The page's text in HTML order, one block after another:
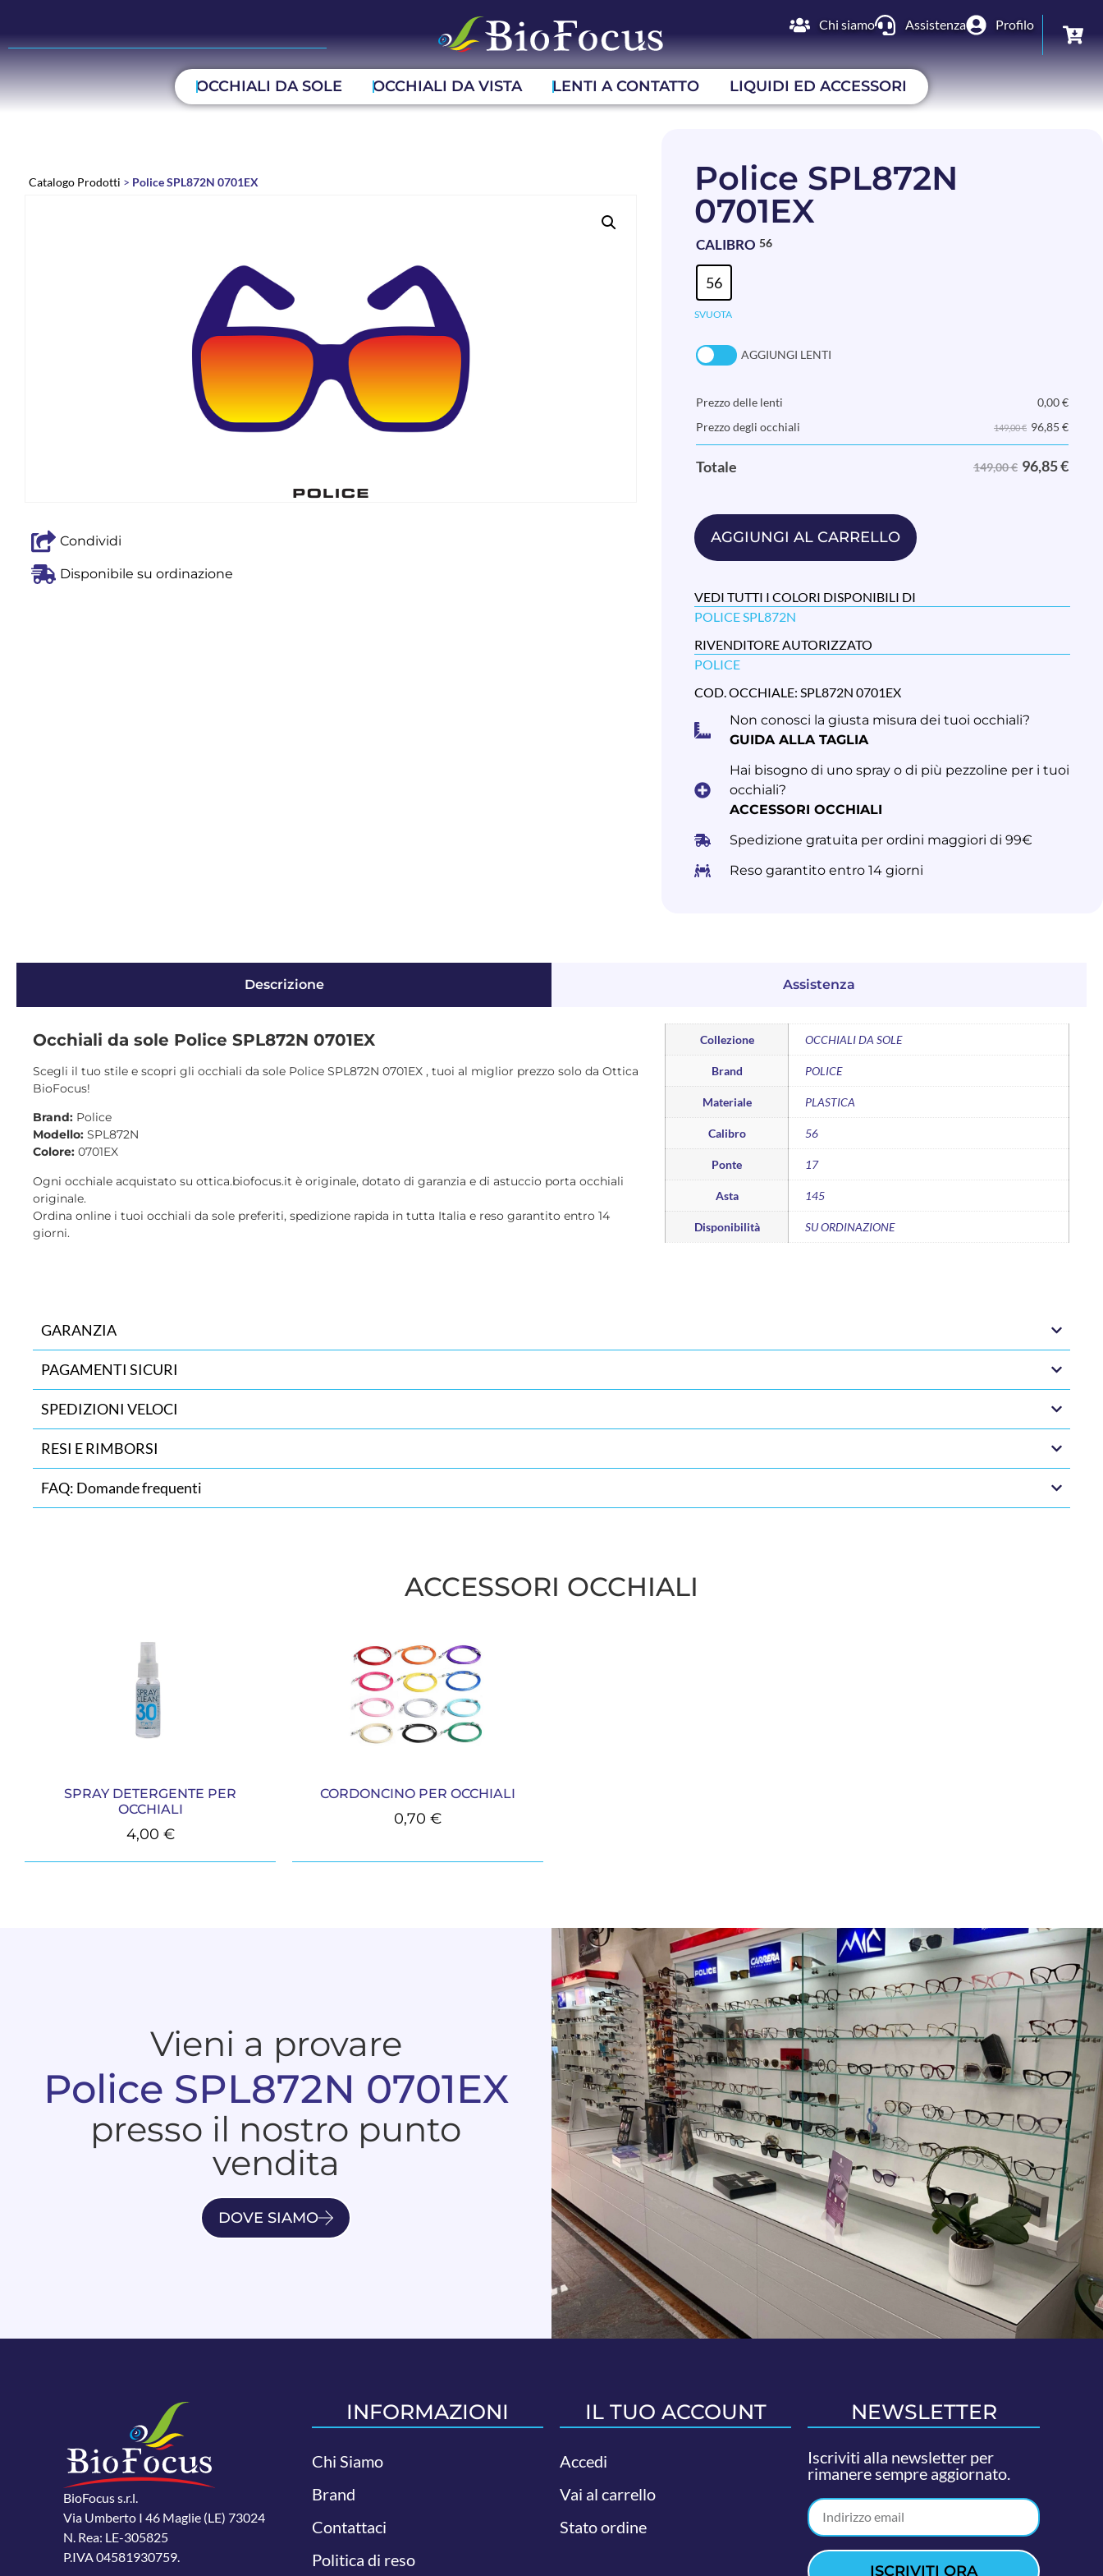
Chi siamo Assistenza Profilo
OCCHIALI DA SOLE OCCHIALI DA VISTA LENTI A CONTATTO LIQUIDI ED ACCESSORI
Catalogo Prodotti > Police SPL872N 0701EX
Condividi
Disponibile su ordinazione
Police SPL872N
0701EX
CALIBRO 56
56
SVUOTA
AGGIUNGI LENTI
Prezzo delle lenti 0,00€
Prezzo degli occhiali
149,00 € 96,85 €
Totale 149,00 € 96,85€
AGGIUNGI AL CARRELLO
VEDI TUTTI I COLORI DISPONIBILI DI
POLICE SPL872N
RIVENDITORE AUTORIZZATO
POLICE
COD. OCCHIALE: SPL872N 0701EX
Non conosci la giusta misura dei tuoi occhiali?
GUIDA ALLA TAGLIA
Hai bisogno di uno spray o di più pezzoline per i tuoi
occhiali?
ACCESSORI OCCHIALI
Spedizione gratuita per ordini maggiori di 99€
Reso garantito entro 14 giorni
Descrizione Assistenza
Occhiali da sole Police SPL872N 0701EX
Scegli il tuo stile e scopri gli occhiali da sole Police SPL872N 0701EX , tuoi al miglior prezzo solo da Ottica
BioFocus!
Brand: Police
Modello: SPL872N
Colore: 0701EX
Ogni occhiale acquistato su ottica.biofocus.it è originale, dotato di garanzia e di astuccio porta occhiali
originale.
Ordina online i tuoi occhiali da sole preferiti, spedizione rapida in tutta Italia e reso garantito entro 14
giorni.
Collezione OCCHIALI DA SOLE
Brand POLICE
Materiale PLASTICA
Calibro 56
Ponte 17
Asta 145
Disponibilità SU ORDINAZIONE
GARANZIA
PAGAMENTI SICURI
SPEDIZIONI VELOCI
RESI E RIMBORSI
FAQ: Domande frequenti
ACCESSORI OCCHIALI
SPRAY DETERGENTE PER
OCCHIALI
4,00 €
CORDONCINO PER OCCHIALI
0,70 €
Vieni a provare
Police SPL872N 0701EX
presso il nostro punto
vendita
DOVE SIAMO
BioFocus s.r.l.
Via Umberto I 46 Maglie (LE) 73024
N. Rea: LE-305825
P.IVA 04581930759.
INFORMAZIONI
Chi Siamo
Brand
Contattaci
Politica di reso
IL TUO ACCOUNT
Accedi
Vai al carrello
Stato ordine
NEWSLETTER
Iscriviti alla newsletter per
rimanere sempre aggiornato.
ISCRIVITI ORA